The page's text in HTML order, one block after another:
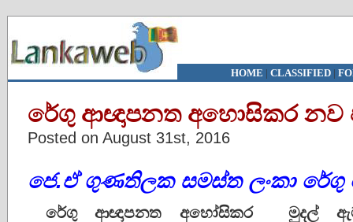
HOME | CLASSIFIED|
රේගු ආඥාපනත අහොසිකර
Posted on August 31st, 2016
ජෙ.ඒ ගුණතිලක සමස්ත ලංකා රේගු
රේගු ආඥාපනත අහෝසිකර මුදල්